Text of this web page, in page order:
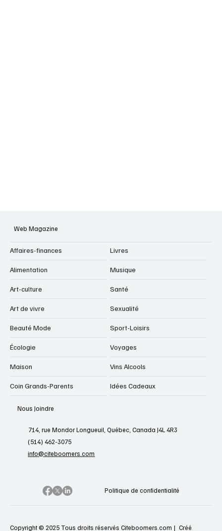
Web Magazine
Affaires-finances
Alimentation
Art-culture
Art de vivre
Beauté Mode
Écologie
Maison
Coin Grands-Parents
Livres
Musique
Santé
Sexualité
Sport-Loisirs
Voyages
Vins Alcools
Idées Cadeaux
Nous Joindre
714, rue Mondor Longueuil, Québec, Canada J4L 4R3
(514) 462-3075
info@citeboomers.com
Politique de confidentialité
Copyright © 2025 Tous droits réservés Citeboomers.com | Créé